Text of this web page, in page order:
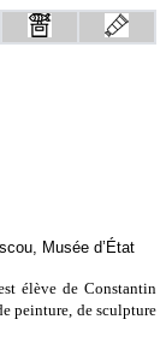
Musée d’État
élève de Constantin
peinture, de sculpture